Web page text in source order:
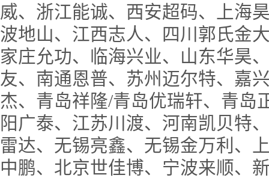
威、浙江能诚、西安超码、上海
波地山、江西志人、四川郭氏金
家庄允功、临海兴业、山东华昊
友、南通恩普、苏州迈尔特、嘉
杰、青岛祥隆/青岛优瑞轩、青岛
阳广泰、江苏川渡、河南凯贝特
雷达、无锡亮鑫、无锡金万利、
中鹏、北京世佳博、宁波来顺、